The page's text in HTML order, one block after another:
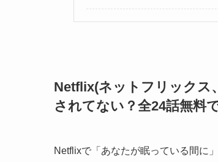
Netflix(ネットフリックス
されてない？全24話無料
Netflixで「あなたが眠っている間に